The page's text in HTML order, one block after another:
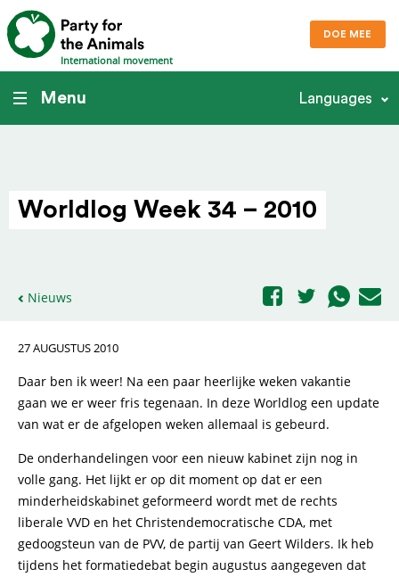
International movement
DOE MEE
Menu Languages
Worldlog Week 34 – 2010
Nieuws
27 AUGUSTUS 2010
Daar ben ik weer! Na een paar heerlijke weken vakantie
gaan we er weer fris tegenaan. In deze Worldlog een update
van wat er de afgelopen weken allemaal is gebeurd.
De onderhandelingen voor een nieuw kabinet zijn nog in
volle gang. Het lijkt er op dit moment op dat er een
minderheidskabinet geformeerd wordt met de rechts
liberale VVD en het Christendemocratische CDA, met
gedoogsteun van de PVV, de partij van Geert Wilders. Ik heb
tijdens het formatiedebat begin augustus aangegeven dat